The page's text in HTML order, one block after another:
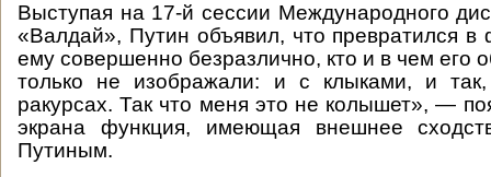
Выступая на 17-й сессии Международного
«Валдай», Путин объявил, что превратился
ему совершенно безразлично, кто и в чем его
только не изображали: и с клыками, и
ракурсах. Так что меня это не колышет», —
экрана функция, имеющая внешнее
Путиным.